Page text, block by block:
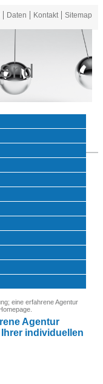
Daten Kontakt Sitemap
eine erfahrene Agentur
Agentur
individuellen